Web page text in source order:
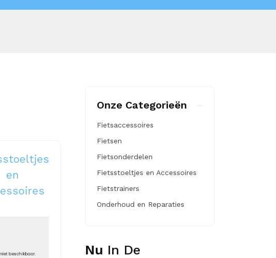
en
Onze Categorieën
Fietsaccessoires
Fietsen
Fietsonderdelen
Fietsstoeltjes en Accessoires
Fietstrainers
Onderhoud en Reparaties
Nu In De